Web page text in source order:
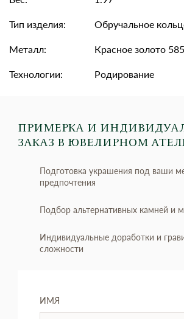
Тип изделия:
Обручальное
Металл:
Красное золото
Технологии:
Родирование
ПРИМЕРКА И
ЗАКАЗ В ЮВЕЛИРНОМ
Подготовка украшения под ваши
предпочтения
Подбор альтернативных камней и
Индивидуальные доработки и
сложности
ИМЯ